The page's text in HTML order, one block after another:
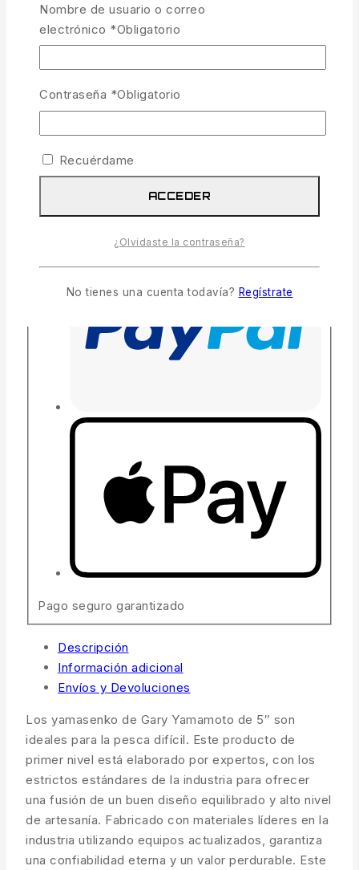
Pago seguro garantizado
Descripción
Información adicional
Envíos y Devoluciones
Los yamasenko de Gary Yamamoto de 5″ son
ideales para la pesca difícil. Este producto de
primer nivel está elaborado por expertos, con los
estrictos estándares de la industria para ofrecer
una fusión de un buen diseño equilibrado y alto nivel
de artesanía. Fabricado con materiales líderes en la
industria utilizando equipos actualizados, garantiza
una confiabilidad eterna y un valor perdurable. Este
Nombre de usuario o correo
electrónico *Obligatorio
Contraseña *Obligatorio
Recuérdame
ACCEDER
¿Olvidaste la contraseña?
No tienes una cuenta todavía? Regístrate